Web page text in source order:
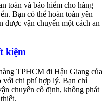
toàn và bảo hiểm cho hàng
Bạn có thể hoàn toàn yên
được vận chuyển một cách an
kiệm
TPHCM đi Hậu Giang của
với chi phí hợp lý. Bạn chỉ
chuyển cố định, không phát